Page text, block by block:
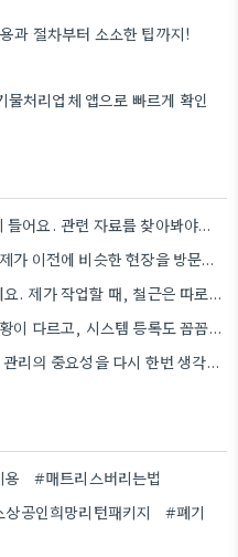
과 절차부터 소소한 팁까지!
처리업체 앱으로 빠르게 확인
사이드 패널의 방수 성능이 의구심이 들어요. 관련 자료를 찾아봐야겠네요.
골재 분리 배출이 정말 중요하네요. 제가 이전에 비슷한 현장을 방문했을 때도 이렇게 철저하게 분류하지 않은…
폐기물 분리하는 팁 하나 알려드릴게요. 제가 작업할 때, 철근은 따로 모아두고 골재는 색깔별로 구분해서 보관했는데,…
폐기물 분리 잘 해야겠어요. 현장 상황이 다르고, 시스템 등록도 꼼꼼히 확인해야 하니까.
대전 화재 사고 말씀하신 부분, 안전 관리의 중요성을 다시 한번 생각하게 되네요. 특히 규모가 큰…
용
#매트리스버리는법
공인희망리턴패키지
#폐기